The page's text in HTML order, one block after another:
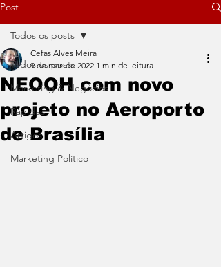
Post
Todos os posts
Marketing & Negócios
Rápidas
Artigos
Marketing Político
Todos os posts
NEOOH com novo
projeto no Aeroporto
de Brasília
Cefas Alves Meira
9 de mar. de 2022 1 min de leitura